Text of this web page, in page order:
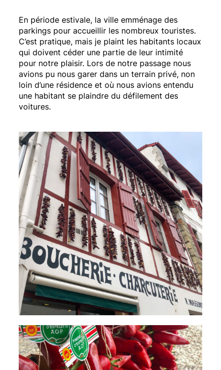
En période estivale, la ville emménage des
parkings pour accueillir les nombreux touristes.
C’est pratique, mais je plaint les habitants locaux
qui doivent céder une partie de leur intimité
pour notre plaisir. Lors de notre passage nous
avions pu nous garer dans un terrain privé, non
loin d’une résidence et où nous avions entendu
une habitant se plaindre du défilement des
voitures.